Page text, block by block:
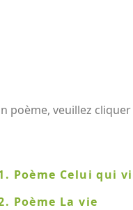
poème, veuillez
Poème Celui qui
Poème La vie